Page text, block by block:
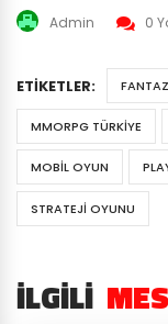
Admin 0
ETIKETLER:
MMORPG TÜRKIYE
MOBIL OYUN
STRATEJI OYUNU
İLGILI